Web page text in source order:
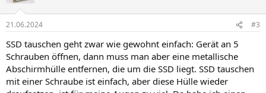
21.06.2024 #3
SSD tauschen geht zwar wie gewohnt einfach: Gerät an 5
Schrauben öffnen, dann muss man aber eine metallische
Abschirmhülle entfernen, die um die SSD liegt. SSD tauschen
mit einer Schraube ist einfach, aber diese Hülle wieder